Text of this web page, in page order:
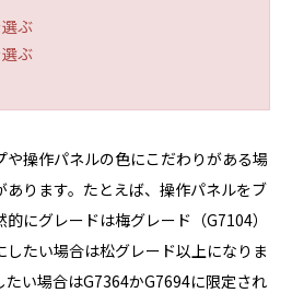
ぶ
ぶ
操作パネルの色にこだわりがある場
ります。たとえば、操作パネルをブ
にグレードは梅グレード（G7104）
したい場合は松グレード以上になりま
い場合はG7364かG7694に限定され